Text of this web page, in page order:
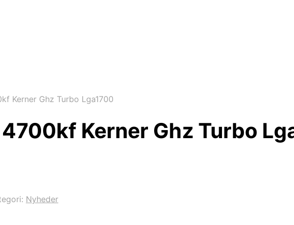
Kerner Ghz Turbo Lga1700
Kerner Ghz Turbo
Nyheder